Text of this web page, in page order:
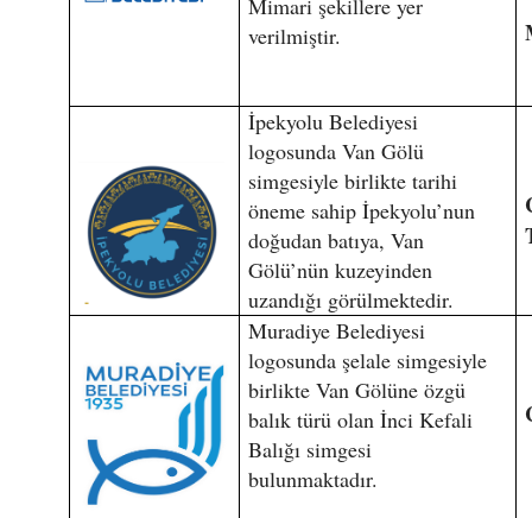
Mimari şekillere yer
verilmiştir.
İpekyolu Belediyesi
logosunda Van Gölü
simgesiyle birlikte tarihi
öneme sahip İpekyolu’nun
doğudan batıya, Van
Gölü’nün kuzeyinden
uzandığı görülmektedir.
Muradiye Belediyesi
logosunda şelale simgesiyle
birlikte Van Gölüne özgü
balık türü olan İnci Kefali
Balığı simgesi
bulunmaktadır.